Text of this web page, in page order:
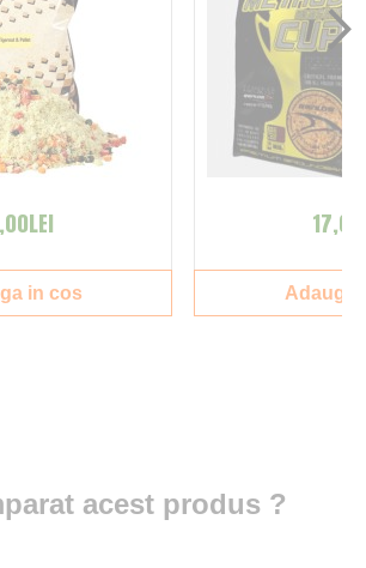
acest produs ?
in cos Adauga